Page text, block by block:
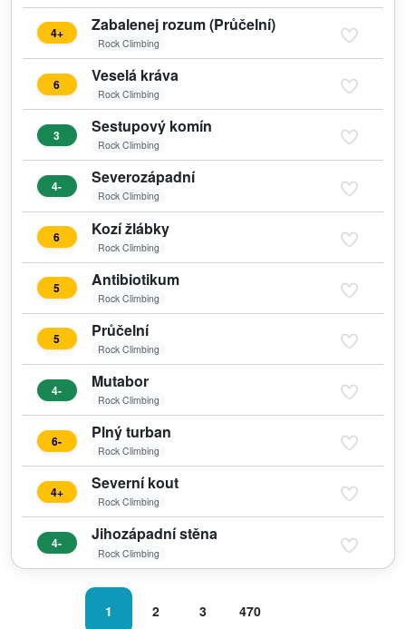
4+ Zabalenej rozum (Průčelní)
Rock Climbing
6 Veselá kráva
Rock Climbing
3 Sestupový komín
Rock Climbing
4- Severozápadní
Rock Climbing
6 Kozí žlábky
Rock Climbing
5 Antibiotikum
Rock Climbing
5 Průčelní
Rock Climbing
4- Mutabor
Rock Climbing
6- Plný turban
Rock Climbing
4+ Severní kout
Rock Climbing
4- Jihozápadní stěna
Rock Climbing
1 2 3 470